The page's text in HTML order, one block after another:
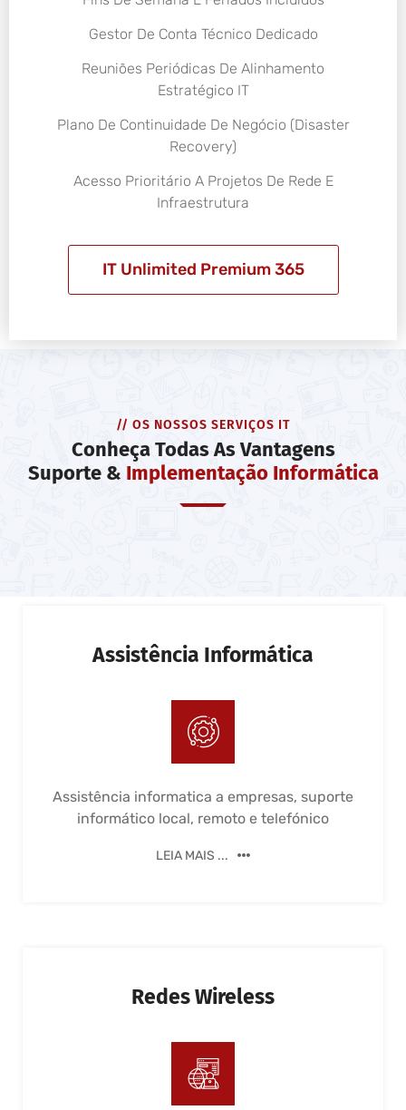
Gestor De Conta Técnico Dedicado
Reuniões Periódicas De Alinhamento
Estratégico IT
Plano De Continuidade De Negócio (Disaster
Recovery)
Acesso Prioritário A Projetos De Rede E
Infraestrutura
IT Unlimited Premium 365
// OS NOSSOS SERVIÇOS IT
Conheça Todas As Vantagens
Suporte & Implementação Informática
Assistência Informática
Assistência informatica a empresas, suporte
informático local, remoto e telefónico
LEIA MAIS ...
Redes Wireless